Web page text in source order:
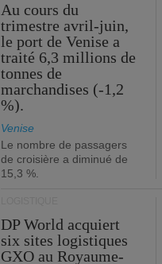
Au cours du
trimestre avril-juin,
le port de Venise a
traité 6,3 millions de
tonnes de
marchandises (-1,2
%).
Venise
Le nombre de passagers
de croisière a diminué de
15,3 %.
DP World acquiert
six sites logistiques
GXO au Royaume-